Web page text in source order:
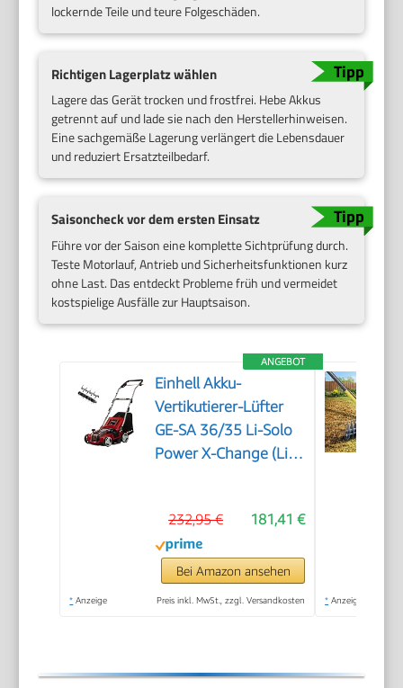
lockernde Teile und teure Folgeschäden.
Richtigen Lagerplatz wählen
Lagere das Gerät trocken und frostfrei. Hebe Akkus
getrennt auf und lade sie nach den Herstellerhinweisen.
Eine sachgemäße Lagerung verlängert die Lebensdauer
und reduziert Ersatzteilbedarf.
Saisoncheck vor dem ersten Einsatz
Führe vor der Saison eine komplette Sichtprüfung durch.
Teste Motorlauf, Antrieb und Sicherheitsfunktionen kurz
ohne Last. Das entdeckt Probleme früh und vermeidet
kostspielige Ausfälle zur Hauptsaison.
ANGEBOT
Einhell Akku-
Vertikutierer-Lüfter
GE-SA 36/35 Li-Solo
Power X-Change (Li-
35cm Messerwalze,
28L Fangsack,
einstellbare
Arbeitstiefe, ohne
181,41 €
232,95 €
Bei Amazon ansehen
* Anzeige Preis inkl. MwSt., zzgl. Versandkosten * Anzeige